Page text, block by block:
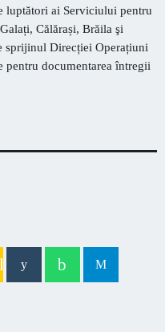
luptători ai Serviciului pentru
Călărași, Brăila şi
sprijinul Direcției Operațiuni
pentru documentarea întregii